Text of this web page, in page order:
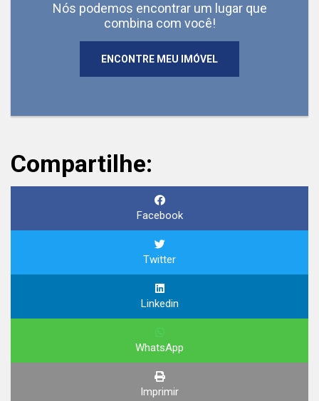
Nós podemos encontrar um lugar que
combina com você!
ENCONTRE MEU IMÓVEL
Compartilhe:
Facebook
Twitter
Linkedin
WhatsApp
Imprimir